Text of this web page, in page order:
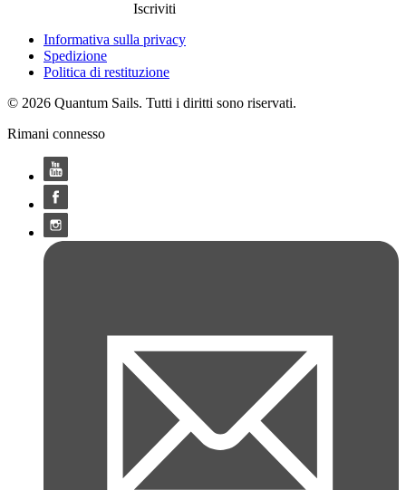
Iscriviti
Informativa sulla privacy
Spedizione
Politica di restituzione
© 2026 Quantum Sails. Tutti i diritti sono riservati.
Rimani connesso